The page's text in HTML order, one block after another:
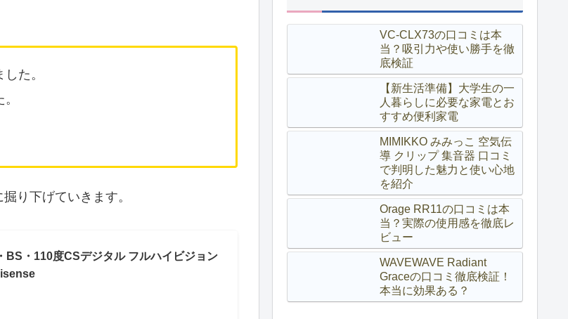
た。
り下げていきます。
・110度CSデジタル フルハイビジョン
VC-CLX73の口コミは本
当？吸引力や使い勝手を徹
底検証
【新生活準備】大学生の一
人暮らしに必要な家電とお
すすめ便利家電
MIMIKKO みみっこ 空気伝
導 クリップ 集音器 口コミ
で判明した魅力と使い心地
を紹介
Orage RR11の口コミは本
当？実際の使用感を徹底レ
ビュー
WAVEWAVE Radiant
Graceの口コミ徹底検証！
本当に効果ある？